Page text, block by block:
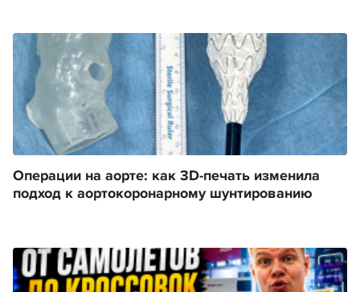
Операции на аорте: как 3D-печать изменила
подход к аортокоронарному шунтированию